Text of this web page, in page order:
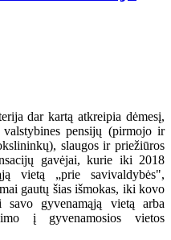
dar kartą atkreipia dėmesį,
pensijų (pirmojo ir
slaugos ir priežiūros
gavėjai, kurie iki 2018
vietą „prie savivaldybės",
gautų šias išmokas, iki kovo
savo gyvenamąją vietą arba
į gyvenamosios vietos